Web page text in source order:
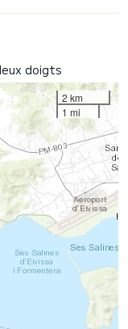
doigts
2 km
1 mi